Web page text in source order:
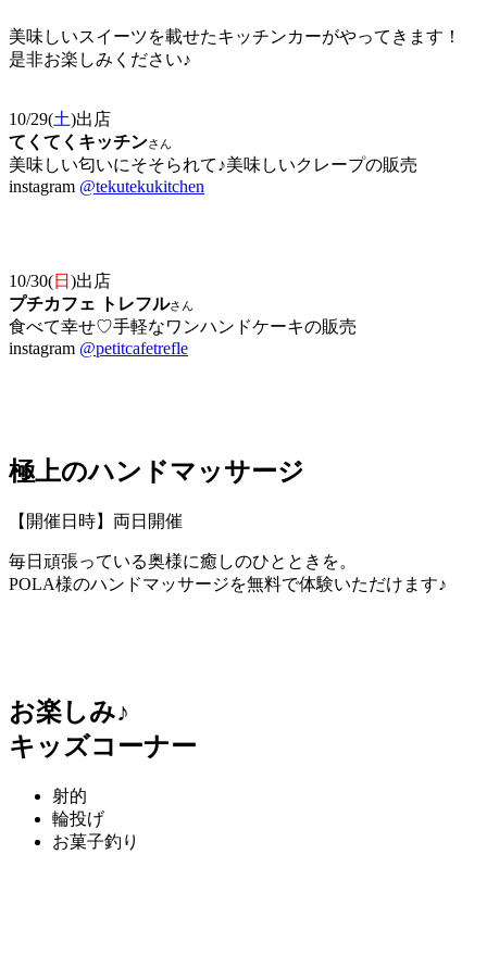
美味しいスイーツを載せたキッチンカーがやってきます！
是非お楽しみください♪
10/29(土)出店
てくてくキッチンさん
美味しい匂いにそそられて♪美味しいクレープの販売
instagram @tekutekukitchen
10/30(日 )出店
プチカフェ トレフルさん
食べて幸せ♡手軽なワンハンドケーキの販売
instagram @petitcafetrefle
極上のハンドマッサージ
【開催日時】両日開催
毎日頑張っている奥様に癒しのひとときを。
POLA様のハンドマッサージを無料で体験いただけます♪
お楽しみ♪
キッズコーナー
射的
輪投げ
お菓子釣り